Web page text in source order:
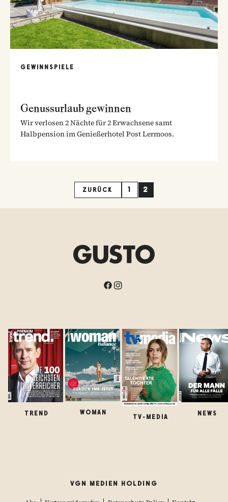
GEWINNSPIELE
Genussurlaub gewinnen
Wir verlosen 2 Nächte für 2 Erwachsene samt
Halbpension im Genießerhotel Post Lermoos.
ZURÜCK 1 2
TREND WOMAN
TV-MEDIA
NEWS
VGN MEDIEN HOLDING